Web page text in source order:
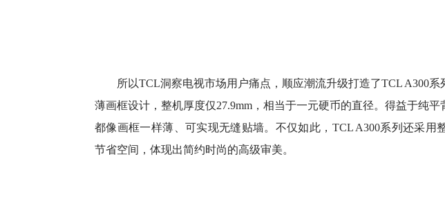
所以TCL洞察电视市场用户痛点，顺应潮流升级打造了TCL A300系
薄画框设计，整机厚度仅27.9mm，相当于一元硬币的直径。得益于纯
都像画框一样薄、可实现无缝贴墙。不仅如此，TCL A300系列还采用
节省空间，体现出简约时尚的高级审美。